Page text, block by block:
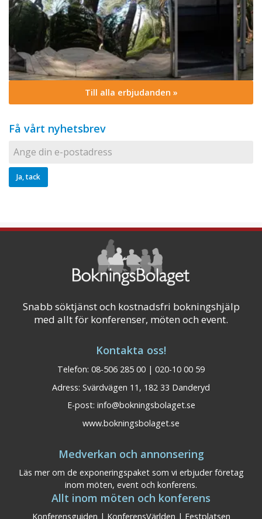
Till alla erbjudanden »
Få vårt nyhetsbrev
Snabb söktjänst och kostnadsfri bokningshjälp
med allt för konferenser, möten och event.
Kontakta oss!
Telefon: 08-506 285 00 | 020-10 00 59
Adress: Svärdvägen 11, 182 33 Danderyd
E-post: info@bokningsbolaget.se
www.bokningsbolaget.se
Medverkan och annonsering
Läs mer om de exponeringspaket som vi erbjuder företag
inom möten, event och konferens.
Allt inom möten och konferens
Konferensguiden | KonferensVärlden | Festplatsen